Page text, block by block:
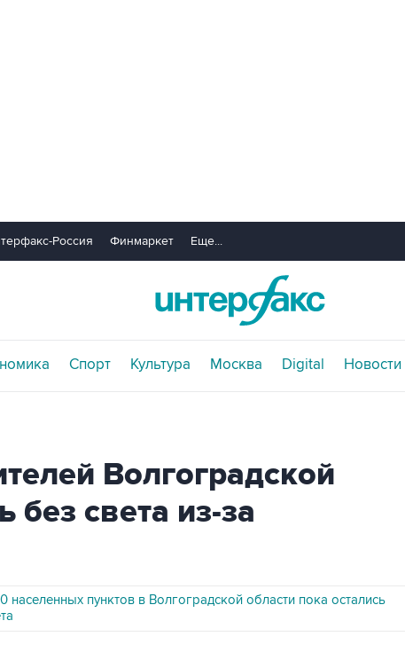
Россия Финмаркет Еще...
Спорт Культура Москва Digital Новости
Волгоградской
без света из-за
населенных пунктов в Волгоградской области пока остались